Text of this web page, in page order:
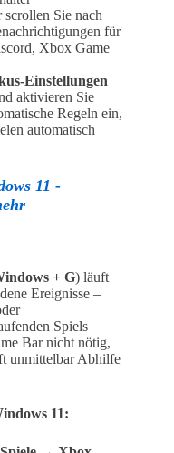
Sie nach
für
Xbox Game
Einstellungen
aktivieren Sie
Regeln ein,
automatisch
11 -
+ G) läuft
Ereignisse –
Spiels
Bar nicht nötig,
unmittelbar Abhilfe
11: